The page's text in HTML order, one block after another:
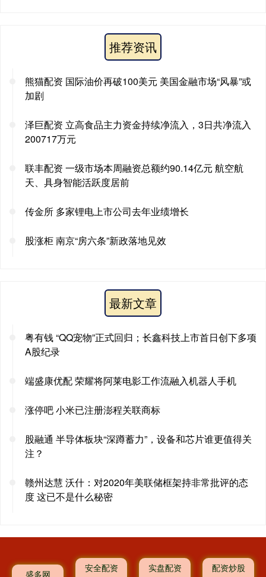
推荐资讯
熊猫配资 国际油价再破100美元 美国金融市场“风暴”或
加剧
泽巨配资 立高食品主力资金持续净流入，3日共净流入
200717万元
联丰配资 一级市场本周融资总额约90.14亿元 航空航
天、具身智能活跃度居前
传金所 多家锂电上市公司去年业绩增长
股涨柜 南京“房六条”新政落地见效
最新文章
粤有钱 “QQ宠物”正式回归；长鑫科技上市首日创下多项
A股纪录
端盛康优配 荣耀将阿莱电影工作流融入机器人手机
涨停吧 小米已注册澎程关联商标
股融通 半导体板块“深蹲蓄力”，设备和芯片谁更值得关
注？
赣州达慧 沃什：对2020年美联储框架持非常批评的态
度 这已不是什么秘密
盛多网
安全配资
实盘配资
配资炒股